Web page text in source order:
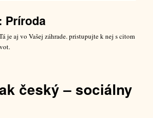
Príroda
je aj vo Vašej záhrade. pristupujte k nej s citom
český – sociálny